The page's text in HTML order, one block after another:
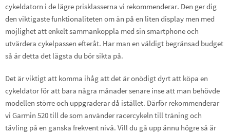
cykeldatorn i de lägre prisklasserna vi rekommenderar. Den ger dig
den viktigaste funktionaliteten om än på en liten display men med
möjlighet att enkelt sammankoppla med sin smartphone och
utvärdera cykelpassen efteråt. Har man en väldigt begränsad budget
så är detta det lägsta du bör sikta på.
Det är viktigt att komma ihåg att det är onödigt dyrt att köpa en
cykeldator för att bara några månader senare inse att man behövde
modellen större och uppgraderar då istället. Därför rekommenderar
vi Garmin 520 till de som använder racercykeln till träning och
tävling på en ganska frekvent nivå. Vill du gå upp ännu högre så är